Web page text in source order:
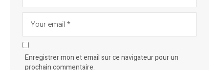
Enregistrer mon et email sur ce navigateur pour un
prochain commentaire.